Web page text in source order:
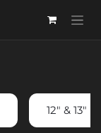
12" & 13"